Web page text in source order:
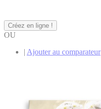
Créez en ligne !
OU
| Ajouter au comparateur